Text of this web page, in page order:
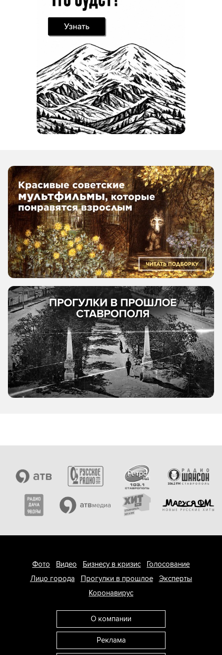
Фото Видео Бизнесу в кризис
Голосование
Лицо города
Прогулки в прошлое
Эксперты
Коронавирус
О компании
Реклама